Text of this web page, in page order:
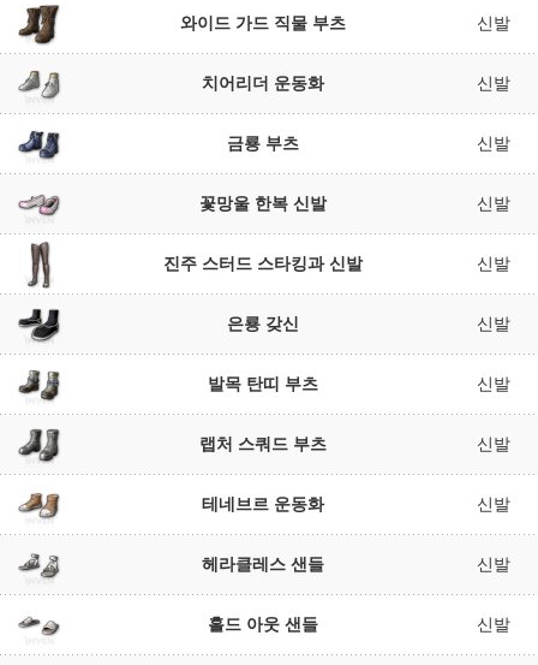
와이드 가드 직물 부츠 신발
치어리더 운동화 신발
금룡 부츠 신발
꽃망울 한복 신발 신발
진주 스터드 스타킹과 신발 신발
은룡 갖신 신발
발목 탄띠 부츠 신발
랩처 스쿼드 부츠 신발
테네브르 운동화 신발
헤라클레스 샌들 신발
홀드 아웃 샌들 신발